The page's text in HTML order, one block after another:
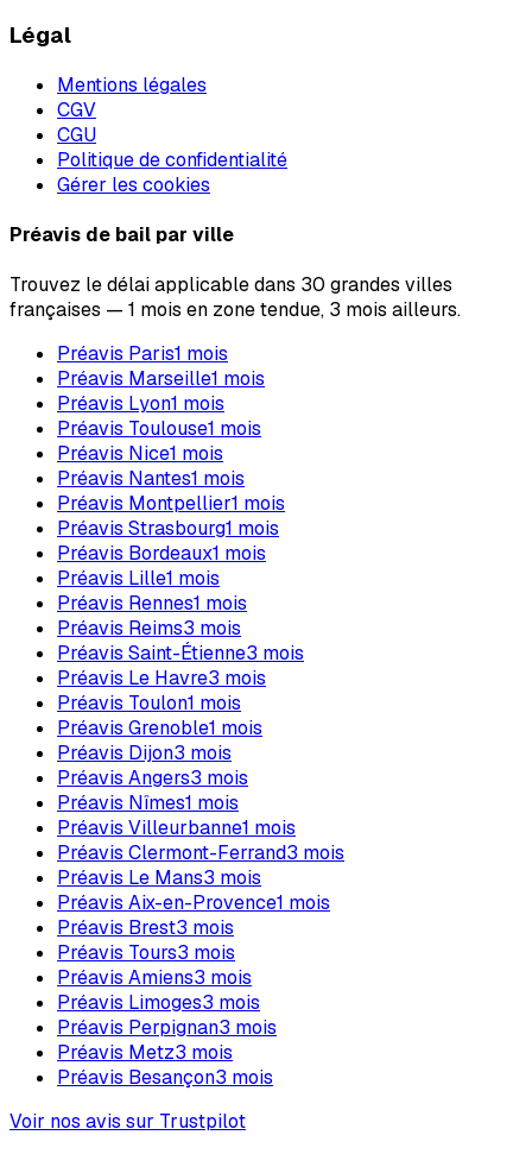
Légal
Mentions légales
CGV
CGU
Politique de confidentialité
Gérer les cookies
Préavis de bail par ville
Trouvez le délai applicable dans 30 grandes villes
françaises — 1 mois en zone tendue, 3 mois ailleurs.
Préavis Paris1 mois
Préavis Marseille1 mois
Préavis Lyon1 mois
Préavis Toulouse1 mois
Préavis Nice1 mois
Préavis Nantes1 mois
Préavis Montpellier1 mois
Préavis Strasbourg1 mois
Préavis Bordeaux1 mois
Préavis Lille1 mois
Préavis Rennes1 mois
Préavis Reims3 mois
Préavis Saint-Étienne3 mois
Préavis Le Havre3 mois
Préavis Toulon1 mois
Préavis Grenoble1 mois
Préavis Dijon3 mois
Préavis Angers3 mois
Préavis Nîmes1 mois
Préavis Villeurbanne1 mois
Préavis Clermont-Ferrand3 mois
Préavis Le Mans3 mois
Préavis Aix-en-Provence1 mois
Préavis Brest3 mois
Préavis Tours3 mois
Préavis Amiens3 mois
Préavis Limoges3 mois
Préavis Perpignan3 mois
Préavis Metz3 mois
Préavis Besançon3 mois
Voir nos avis sur Trustpilot